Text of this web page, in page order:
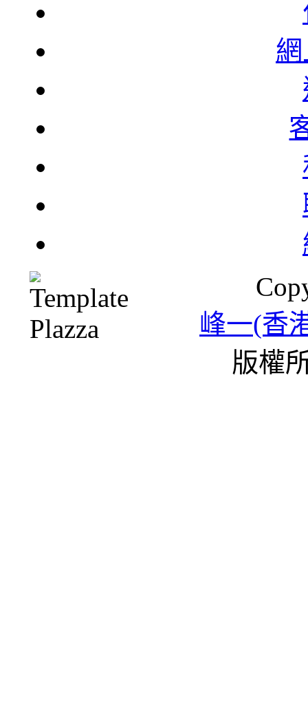
峰一(香
版權